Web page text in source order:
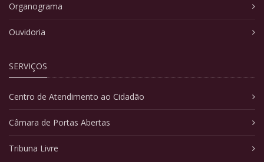
Organograma
Ouvidoria
SERVIÇOS
Centro de Atendimento ao Cidadão
Câmara de Portas Abertas
Tribuna Livre